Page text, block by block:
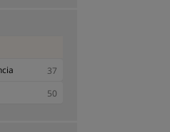
37
50